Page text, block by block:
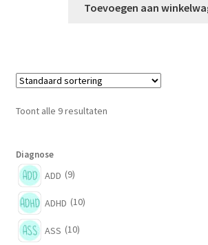
Toevoegen aan
Toont alle 9 resultaten
Diagnose
ADD (9)
ADHD (10)
ASS (10)